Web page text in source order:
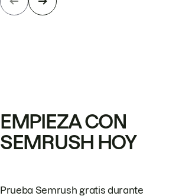
EMPIEZA CON
SEMRUSH HOY
Prueba Semrush gratis durante